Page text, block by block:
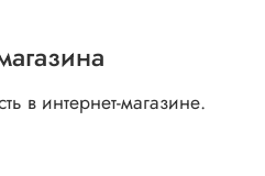
в интернет-магазине.